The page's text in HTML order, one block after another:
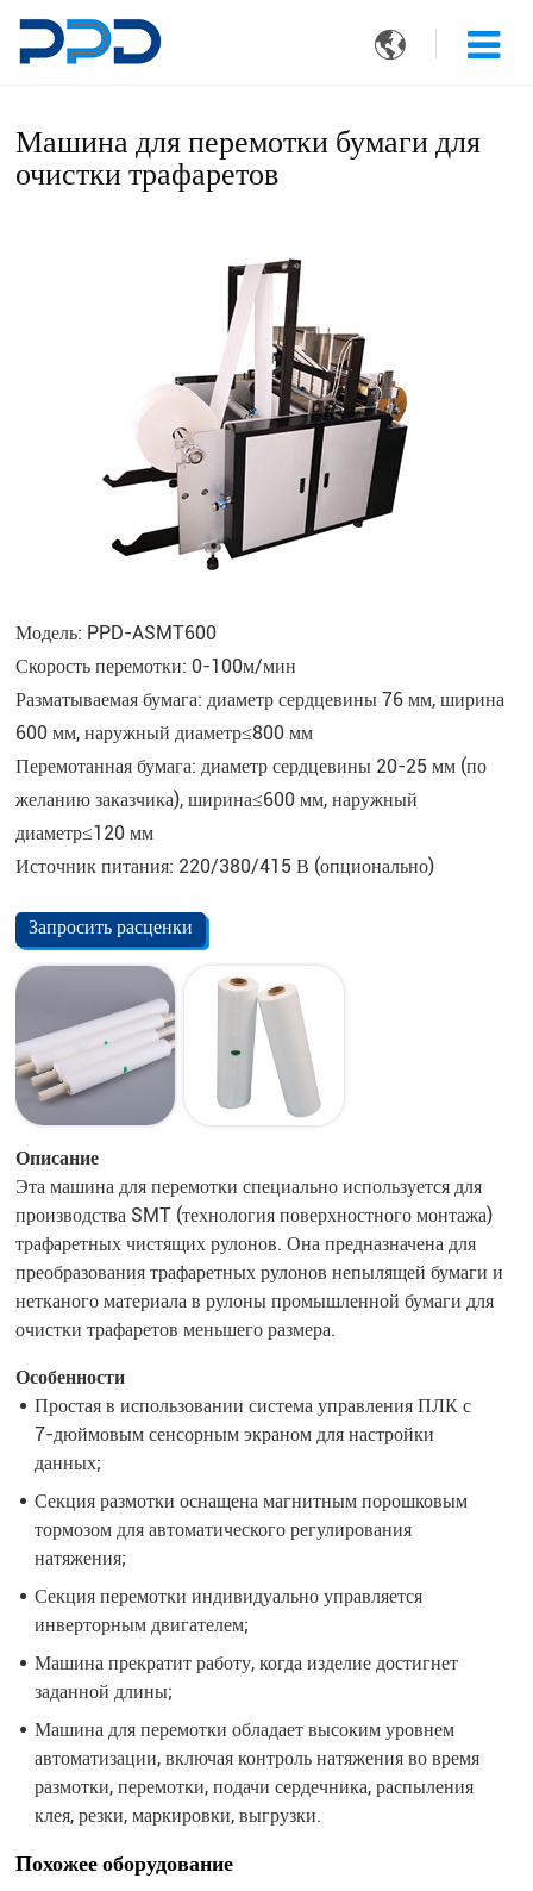

Машина для перемотки бумаги для
очистки трафаретов
Модель: PPD-ASMT600
Скорость перемотки: 0-100м/мин
Разматываемая бумага: диаметр сердцевины 76 мм, ширина
600 мм, наружный диаметр≤800 мм
Перемотанная бумага: диаметр сердцевины 20-25 мм (по
желанию заказчика), ширина≤600 мм, наружный
диаметр≤120 мм
Источник питания: 220/380/415 В (опционально)
Запросить расценки
Описание
Эта машина для перемотки специально используется для
производства SMT (технология поверхностного монтажа)
трафаретных чистящих рулонов. Она предназначена для
преобразования трафаретных рулонов непылящей бумаги и
нетканого материала в рулоны промышленной бумаги для
очистки трафаретов меньшего размера.
Особенности
Простая в использовании система управления ПЛК с
7-дюймовым сенсорным экраном для настройки
данных;
Секция размотки оснащена магнитным порошковым
тормозом для автоматического регулирования
натяжения;
Секция перемотки индивидуально управляется
инверторным двигателем;
Машина прекратит работу, когда изделие достигнет
заданной длины;
Машина для перемотки обладает высоким уровнем
автоматизации, включая контроль натяжения во время
размотки, перемотки, подачи сердечника, распыления
клея, резки, маркировки, выгрузки.
Похожее оборудование